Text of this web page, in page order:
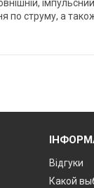
по струму, а
Відгуки
Какой